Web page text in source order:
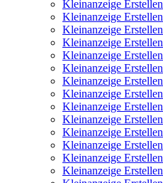
Kleinanzeige Erstellen
Kleinanzeige Erstellen
Kleinanzeige Erstellen
Kleinanzeige Erstellen
Kleinanzeige Erstellen
Kleinanzeige Erstellen
Kleinanzeige Erstellen
Kleinanzeige Erstellen
Kleinanzeige Erstellen
Kleinanzeige Erstellen
Kleinanzeige Erstellen
Kleinanzeige Erstellen
Kleinanzeige Erstellen
Kleinanzeige Erstellen